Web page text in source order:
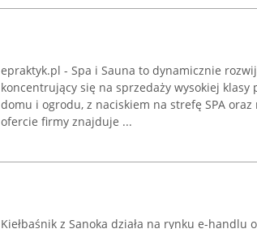
epraktyk.pl - Spa i Sauna to dynamicznie
koncentrujący się na sprzedaży wysokiej
domu i ogrodu, z naciskiem na strefę SPA
ofercie firmy znajduje ...
Kiełbaśnik z Sanoka działa na rynku e-handlu